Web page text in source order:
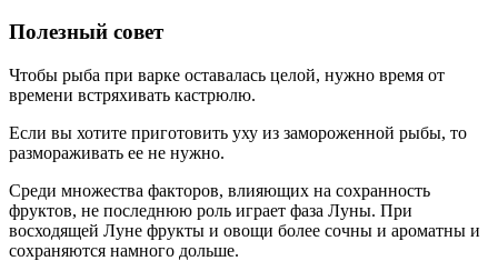
Полезный совет
Чтобы рыба при варке оставалась целой, нужно время от
времени встряхивать кастрюлю.
Если вы хотите приготовить уху из замороженной рыбы, то
размораживать ее не нужно.
Среди множества факторов, влияющих на сохранность
фруктов, не последнюю роль играет фаза Луны. При
восходящей Луне фрукты и овощи более сочны и ароматны и
сохраняются намного дольше.